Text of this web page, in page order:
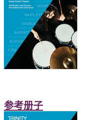
参考册子